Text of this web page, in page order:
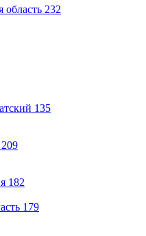
область 232
135
209
182
179